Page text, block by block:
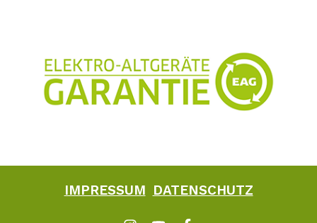
IMPRESSUM DATENSCHUTZ